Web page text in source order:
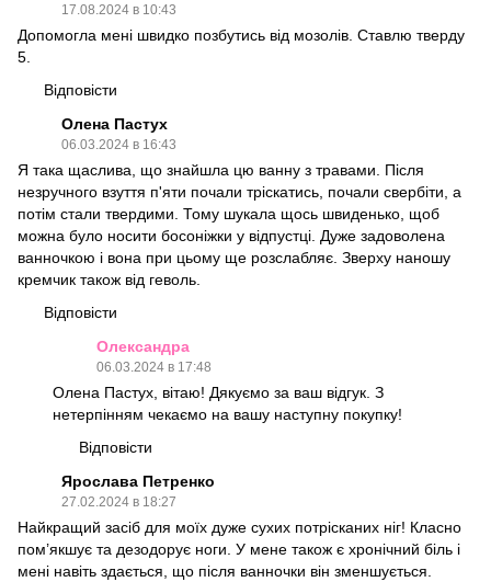
17.08.2024 в 10:43
Допомогла мені швидко позбутись від мозолів. Ставлю тверду
5.
Відповісти
Олена Пастух
06.03.2024 в 16:43
Я така щаслива, що знайшла цю ванну з травами. Після
незручного взуття п'яти почали тріскатись, почали свербіти, а
потім стали твердими. Тому шукала щось швиденько, щоб
можна було носити босоніжки у відпустці. Дуже задоволена
ванночкою і вона при цьому ще розслабляє. Зверху наношу
кремчик також від геволь.
Відповісти
Олександра
06.03.2024 в 17:48
Олена Пастух, вітаю! Дякуємо за ваш відгук. З
нетерпінням чекаємо на вашу наступну покупку!
Відповісти
Ярослава Петренко
27.02.2024 в 18:27
Найкращий засіб для моїх дуже сухих потрісканих ніг! Класно
пом’якшує та дезодорує ноги. У мене також є хронічний біль і
мені навіть здається, що після ванночки він зменшується.